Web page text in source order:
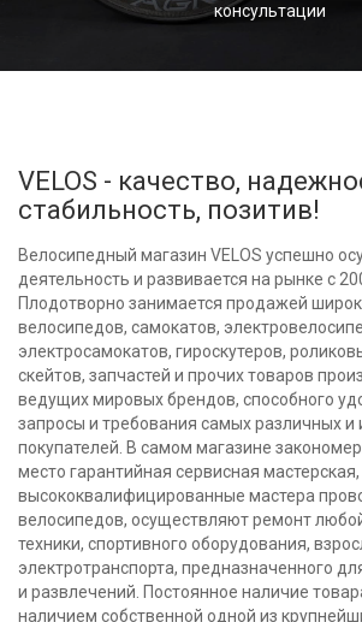
консультации
VELOS - качество,
стабильность, позитив!
Велосипедный магазин VELOS успешно
деятельность и развивается на рынке с
Плодотворно занимается продажей
велосипедов, самокатов,
электросамокатов, гироскутеров,
скейтов, запчастей и прочих товаров
ведущих мировых брендов, способного
запросы и требования самых различных и
покупателей. В самом магазине
место гарантийная сервисная
высококвалифицированные мастера
велосипедов, осуществляют ремонт
техники, спортивного оборудования,
электротранспорта, предназначенного
и развлечений. Постоянное наличие
наличием собственной одной из